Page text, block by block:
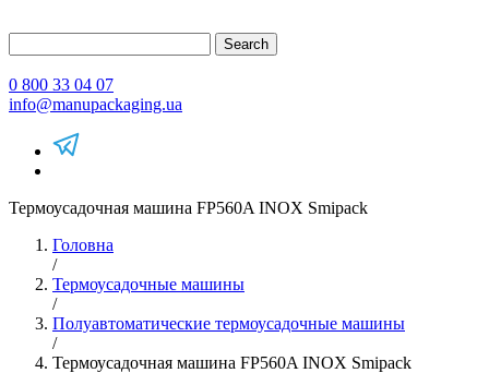
Search
0 800 33 04 07
info@manupackaging.ua
Термоусадочная машина FP560A INOX Smipack
Головна
/
Термоусадочные машины
/
Полуавтоматические термоусадочные машины
/
Термоусадочная машина FP560A INOX Smipack